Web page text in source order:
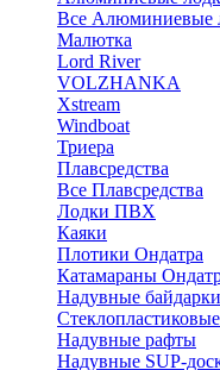
Все Алюминиевые
Малютка
Lord River
VOLZHANKA
Xstream
Windboat
Триера
Плавсредства
Все Плавсредства
Лодки ПВХ
Каяки
Плотики Ондатра
Катамараны
Надувные байдарки
Надувные рафты
Надувные SUP-